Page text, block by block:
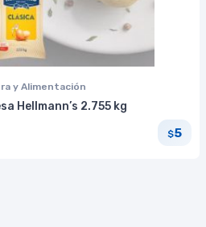
y Alimentación
Hellmann’s 2.755 kg
$5